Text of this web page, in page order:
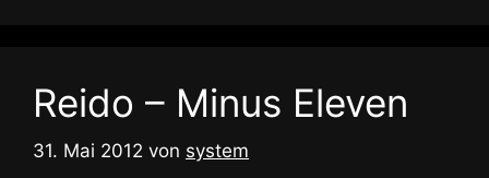
Reido – Minus Eleven
31. Mai 2012 von system